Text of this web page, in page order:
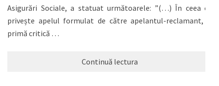
Asigurări Sociale, a statuat următoarele: ”(…) În ceea ce
privește apelul formulat de către apelantul-reclamant, o
primă critică …
Continuă lectura